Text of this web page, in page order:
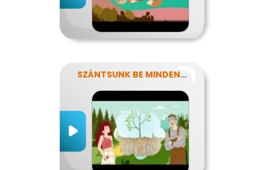
SZÁNTSUNK BE MINDENT? FENNTARTHATÓ GAZDÁLKODÁS.